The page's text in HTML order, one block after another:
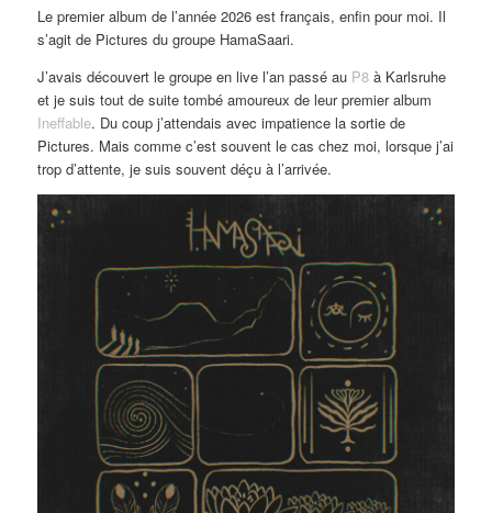
Le premier album de l’année 2026 est français, enfin pour moi. Il
s’agit de Pictures du groupe HamaSaari.
J’avais découvert le groupe en live l’an passé au P8 à Karlsruhe
et je suis tout de suite tombé amoureux de leur premier album
Ineffable. Du coup j’attendais avec impatience la sortie de
Pictures. Mais comme c’est souvent le cas chez moi, lorsque j’ai
trop d’attente, je suis souvent déçu à l’arrivée.